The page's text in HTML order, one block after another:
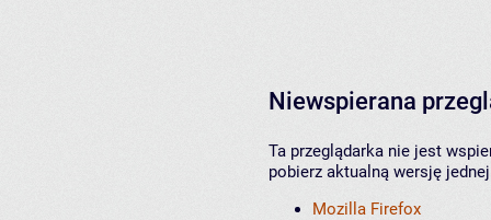
Niewspierana
Ta przeglądarka nie jest
pobierz aktualną wersję
Mozilla Firefox